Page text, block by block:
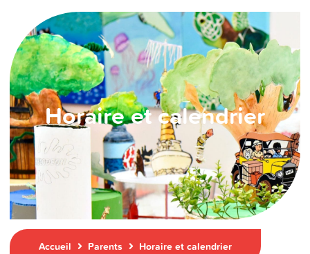
Horaire et calendrier
Accueil Parents Horaire et calendrier